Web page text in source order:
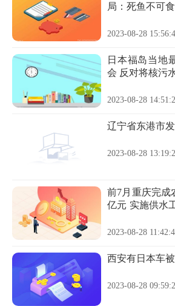
局：死鱼不可
2023-08-28
日本福岛当地
会 反对将核污
2023-08-28
辽宁省东港市
2023-08-28
前7月重庆完成
亿元 实施供水
2023-08-28
西安有日本车
2023-08-28